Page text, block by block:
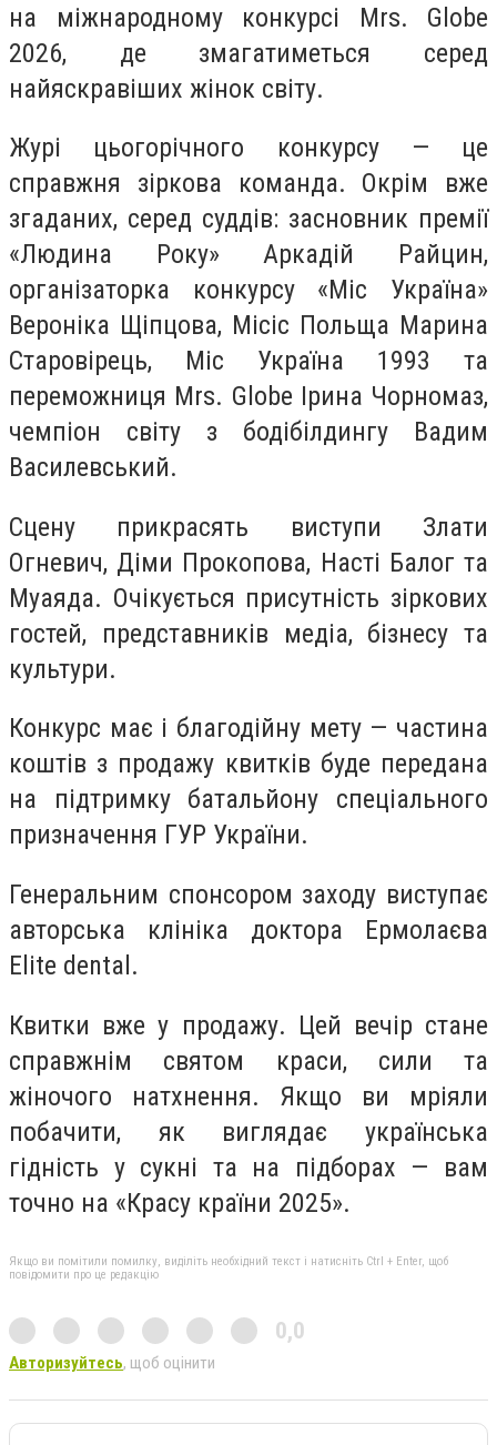
на міжнародному конкурсі Mrs. Globe
2026, де змагатиметься серед
найяскравіших жінок світу.
Журі цьогорічного конкурсу — це
справжня зіркова команда. Окрім вже
згаданих, серед суддів: засновник премії
«Людина Року» Аркадій Райцин,
організаторка конкурсу «Міс Україна»
Вероніка Щіпцова, Місіс Польща Марина
Старовірець, Міс Україна 1993 та
переможниця Mrs. Globe Ірина Чорномаз,
чемпіон світу з бодібілдингу Вадим
Василевський.
Сцену прикрасять виступи Злати
Огневич, Діми Прокопова, Насті Балог та
Муаяда. Очікується присутність зіркових
гостей, представників медіа, бізнесу та
культури.
Конкурс має і благодійну мету — частина
коштів з продажу квитків буде передана
на підтримку батальйону спеціального
призначення ГУР України.
Генеральним спонсором заходу виступає
авторська клініка доктора Ермолаєва
Elite dental.
Квитки вже у продажу. Цей вечір стане
справжнім святом краси, сили та
жіночого натхнення. Якщо ви мріяли
побачити, як виглядає українська
гідність у сукні та на підборах — вам
точно на «Красу країни 2025».
Якщо ви помітили помилку, виділіть необхідний текст і натисніть Ctrl + Enter, щоб
повідомити про це редакцію
0,0
Авторизуйтесь, щоб оцінити